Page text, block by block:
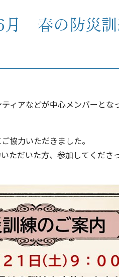
春の防災訓
ィアなどが中心メンバーと
協力いただきました。
ただいた方、参加してくださ